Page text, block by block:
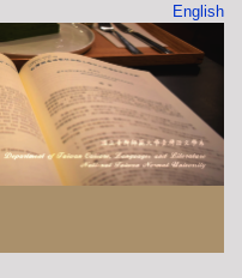
English